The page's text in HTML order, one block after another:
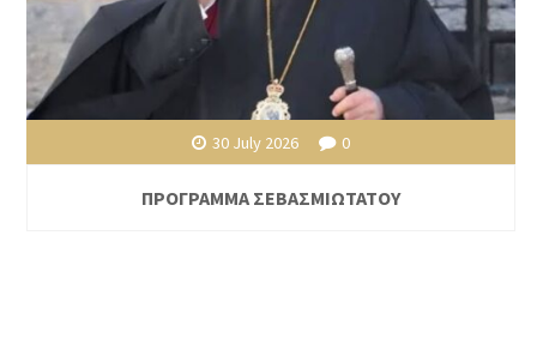
30 July 2026 0
ΠΡΟΓΡΑΜΜΑ ΣΕΒΑΣΜΙΩΤΑΤΟΥ